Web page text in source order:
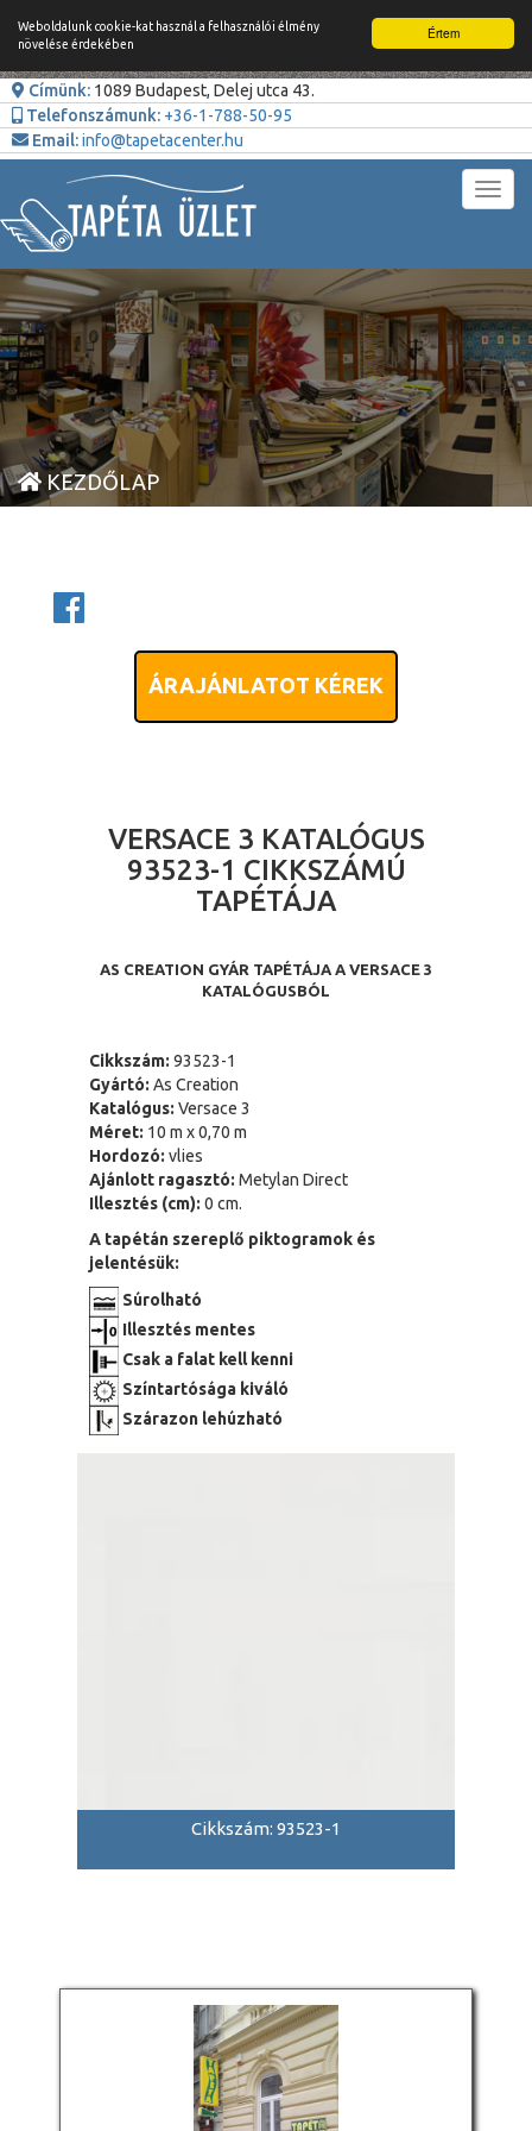
Értem
Weboldalunk cookie-kat használ a felhasználói élmény
növelése érdekében
Címünk: 1089 Budapest, Delej utca 43.
Telefonszámunk: +36-1-788-50-95
Email:info@tapetacenter.hu
KEZDŐLAP
ÁRAJÁNLATOT KÉREK
VERSACE 3 KATALÓGUS
93523-1 CIKKSZÁMÚ
TAPÉTÁJA
AS CREATION GYÁR TAPÉTÁJA A VERSACE 3
KATALÓGUSBÓL
Cikkszám: 93523-1
Gyártó: As Creation
Katalógus: Versace 3
Méret: 10 m x 0,70 m
Hordozó: vlies
Ajánlott ragasztó: Metylan Direct
Illesztés (cm): 0 cm.
A tapétán szereplő piktogramok és
jelentésük:
Súrolható
Illesztés mentes
Csak a falat kell kenni
Színtartósága kiváló
Szárazon lehúzható
Cikkszám: 93523-1